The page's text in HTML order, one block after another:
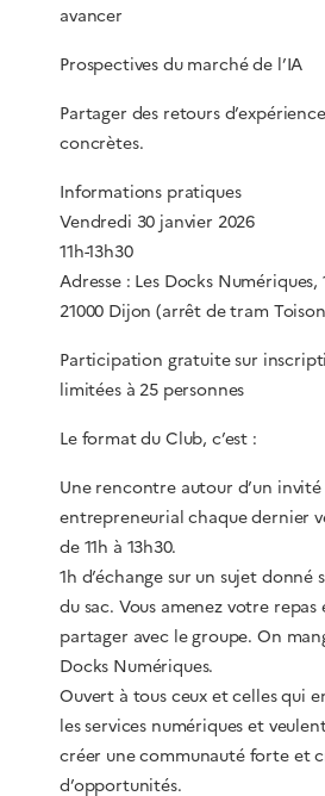
avancer
Prospectives du marché de l’IA
Partager des retours
concrètes.
Informations pratiques
Vendredi 30 janvier 2026
11h-13h30
Adresse : Les Docks Numériques,
21000 Dijon (arrêt de tram
Participation gratuite sur
limitées à 25 personnes
Le format du Club, c’est :
Une rencontre autour d’un
entrepreneurial chaque dernier
de 11h à 13h30.
1h d’échange sur un sujet donné
du sac. Vous amenez votre
partager avec le groupe. On
Docks Numériques.
Ouvert à tous ceux et celles qui
les services numériques et
créer une communauté forte et
d’opportunités.